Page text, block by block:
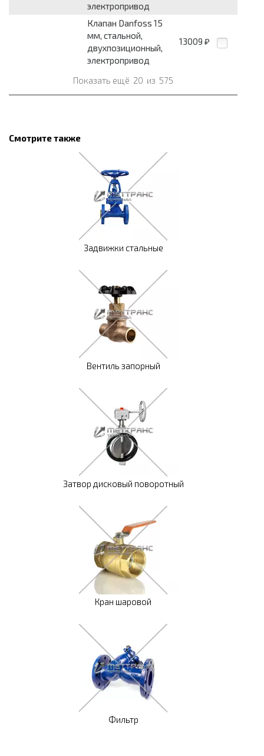
электропривод
Клапан Danfoss 15
мм, стальной,
двухпозиционный,
электропривод
13009 ₽
Показать ещё 20 из 575
Смотрите также
Задвижки стальные
Вентиль запорный
Затвор дисковый поворотный
Кран шаровой
Фильтр